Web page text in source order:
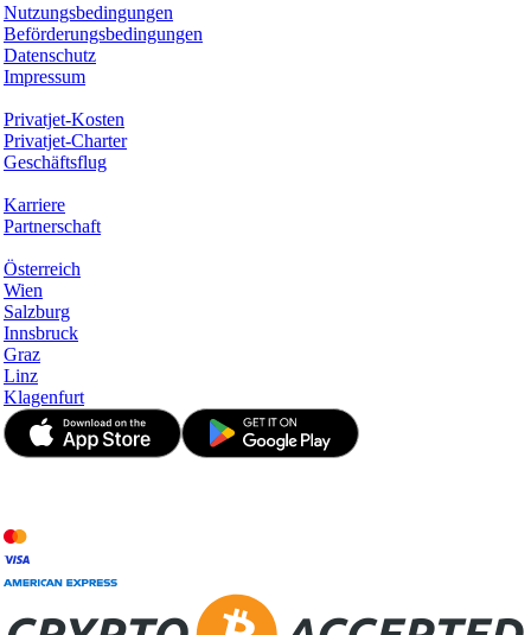
Nutzungsbedingungen
Beförderungsbedingungen
Datenschutz
Impressum
Privatjet-Kosten
Privatjet-Charter
Geschäftsflug
Karriere
Partnerschaft
Österreich
Wien
Salzburg
Innsbruck
Graz
Linz
Klagenfurt